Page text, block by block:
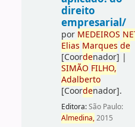
direito
empresarial/
por MEDEIROS
Elias Marques de
[Coordenador] |
SIMÃO FILHO,
Adalberto
[Coordenador].
Editora:São Paulo:
Almedina,2015